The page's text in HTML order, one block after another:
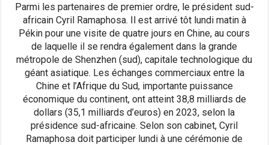
Parmi les partenaires de premier ordre, le président sud-
africain Cyril Ramaphosa. Il est arrivé tôt lundi matin à
Pékin pour une visite de quatre jours en Chine, au cours
de laquelle il se rendra également dans la grande
métropole de Shenzhen (sud), capitale technologique du
géant asiatique. Les échanges commerciaux entre la
Chine et l’Afrique du Sud, importante puissance
économique du continent, ont atteint 38,8 milliards de
dollars (35,1 milliards d’euros) en 2023, selon la
présidence sud-africaine. Selon son cabinet, Cyril
Ramaphosa doit participer lundi à une cérémonie de